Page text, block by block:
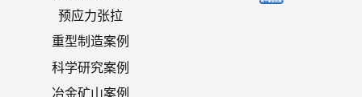
预应力张拉
重型制造案例
科学研究案例
冶金矿山案例